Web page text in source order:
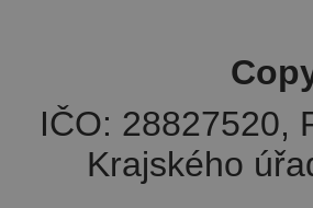
IČO: 28827520,
Krajského